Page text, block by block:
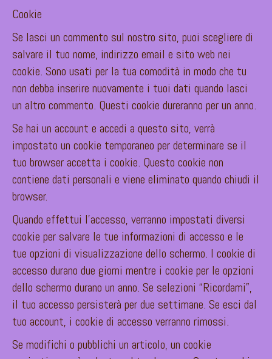
Cookie
Se lasci un commento sul nostro sito, puoi scegliere di
salvare il tuo nome, indirizzo email e sito web nei
cookie. Sono usati per la tua comodità in modo che tu
non debba inserire nuovamente i tuoi dati quando lasci
un altro commento. Questi cookie dureranno per un anno.
Se hai un account e accedi a questo sito, verrà
impostato un cookie temporaneo per determinare se il
tuo browser accetta i cookie. Questo cookie non
contiene dati personali e viene eliminato quando chiudi il
browser.
Quando effettui l’accesso, verranno impostati diversi
cookie per salvare le tue informazioni di accesso e le
tue opzioni di visualizzazione dello schermo. I cookie di
accesso durano due giorni mentre i cookie per le opzioni
dello schermo durano un anno. Se selezioni “Ricordami”,
il tuo accesso persisterà per due settimane. Se esci dal
tuo account, i cookie di accesso verranno rimossi.
Se modifichi o pubblichi un articolo, un cookie